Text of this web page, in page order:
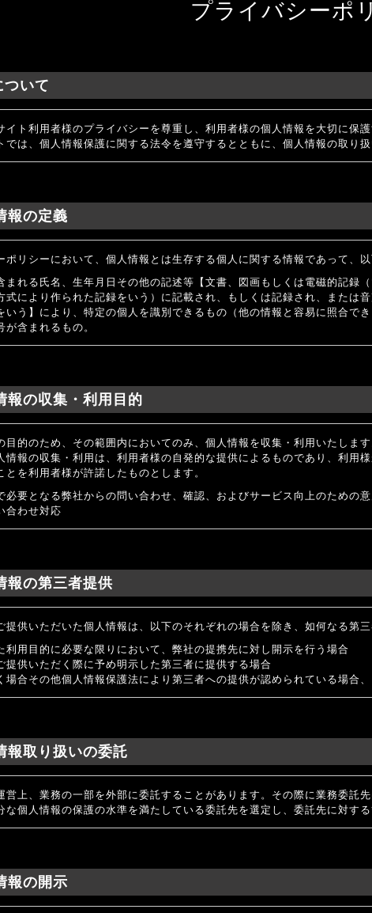
プライバシーポ
ついて
イト利用者様のプライバシーを尊重し、利用者様の個人情報を大切に保
では、個人情報保護に関する法令を遵守するとともに、個人情報の取り
報の定義
ポリシーにおいて、個人情報とは生存する個人に関する情報であって、
まれる氏名、生年月日その他の記述等【文書、図画もしくは電磁的記録
式により作られた記録をいう）に記載され、もしくは記録され、または
いう】により、特定の個人を識別できるもの（他の情報と容易に照合で
が含まれるもの。
報の収集・利用目的
目的のため、その範囲内においてのみ、個人情報を収集・利用いたします
情報の収集・利用は、利用者様の自発的な提供によるものであり、利用
とを利用者様が許諾したものとします。
必要となる弊社からの問い合わせ、確認、およびサービス向上のための
合わせ対応
報の第三者提供
提供いただいた個人情報は、以下のそれぞれの場合を除き、如何なる第
利用目的に必要な限りにおいて、弊社の提携先に対し開示を行う場合
提供いただく際に予め明示した第三者に提供する場合
場合その他個人情報保護法により第三者への提供が認められている場合
報取り扱いの委託
営上、業務の一部を外部に委託することがあります。その際に業務委託
な個人情報の保護の水準を満たしている委託先を選定し、委託先に対する
報の開示